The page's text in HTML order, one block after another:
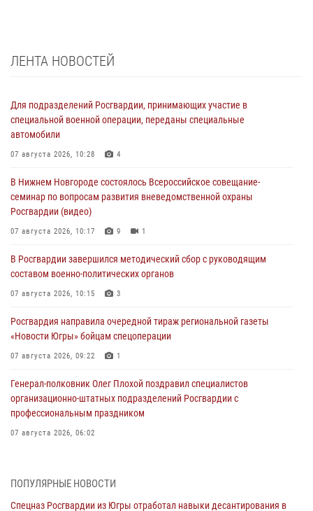
ЛЕНТА НОВОСТЕЙ
Для подразделений Росгвардии, принимающих участие в
специальной военной операции, переданы специальные
автомобили
07 августа 2026, 10:28 4
В Нижнем Новгороде состоялось Всероссийское совещание-
семинар по вопросам развития вневедомственной охраны
Росгвардии (видео)
07 августа 2026, 10:17 9 1
В Росгвардии завершился методический сбор с руководящим
составом военно-политических органов
07 августа 2026, 10:15 3
Росгвардия направила очередной тираж региональной газеты
«Новости Югры» бойцам спецоперации
07 августа 2026, 09:22 1
Генерал-полковник Олег Плохой поздравил специалистов
организационно-штатных подразделений Росгвардии с
профессиональным праздником
07 августа 2026, 06:02
ПОПУЛЯРНЫЕ НОВОСТИ
Спецназ Росгвардии из Югры отработал навыки десантирования в